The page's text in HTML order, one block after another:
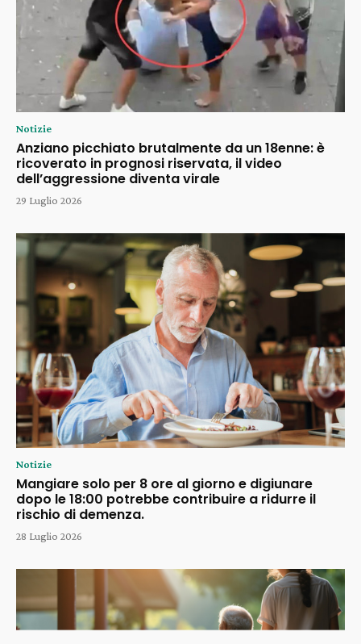
Notizie
Anziano picchiato brutalmente da un 18enne: è
ricoverato in prognosi riservata, il video
dell’aggressione diventa virale
29 Luglio 2026
Notizie
Mangiare solo per 8 ore al giorno e digiunare
dopo le 18:00 potrebbe contribuire a ridurre il
rischio di demenza.
28 Luglio 2026